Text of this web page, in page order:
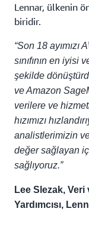
Lennar, ülkenin
biridir.
“Son 18
sınıfının en
şekilde
ve Amazon
verilere ve
hızımızı
analistlerimizin
değer sağlayan
sağlıyoruz.”
Lee Slezak,
Yardımcısı,